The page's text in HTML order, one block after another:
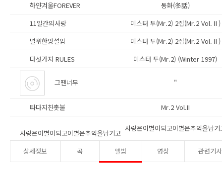
하얀겨울FOREVER
동화(冬話)
11일간의사랑
미스터 투(Mr.2) 2집(Mr.2 Vol.Ⅱ)
널위한망설임
미스터 투(Mr.2) 2집(Mr.2 Vol.Ⅱ)
다섯가지 RULES
미스터 투(Mr.2) (Winter 1997)
그땐너무 "
타다지친촛불 Mr.2 Vol.II
사랑은이별이되고이별은추억을남기고
사랑은이별이되고이별은추억을남기
상세정보 곡 앨범 영상 관련기사